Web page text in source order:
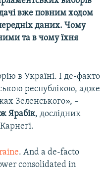
вже повним ходом
даних. Чому
та в чому їхня
в Україні. І де-факто
республікою, адже
Зеленського», –
Ярабік, дослідник
. And a de-facto
consolidated in